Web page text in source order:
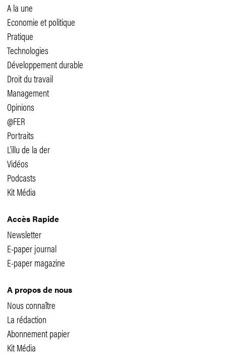
A la une
Economie et politique
Pratique
Technologies
Développement durable
Droit du travail
Management
Opinions
@FER
Portraits
L'illu de la der
Vidéos
Podcasts
Kit Média
Accès Rapide
Newsletter
E-paper journal
E-paper magazine
A propos de nous
Nous connaître
La rédaction
Abonnement papier
Kit Média